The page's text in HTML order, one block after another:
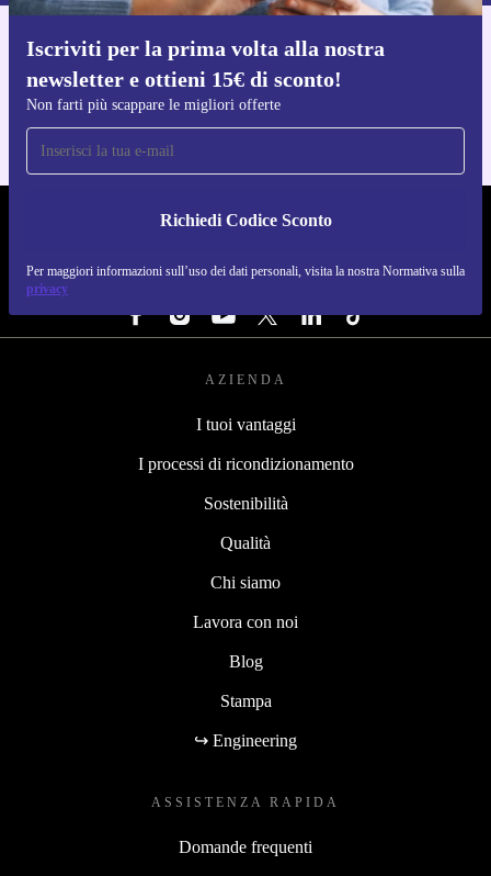
Iscriviti per la prima volta alla nostra
newsletter e ottieni 15€ di sconto!
Non farti più scappare le migliori offerte
Richiedi Codice Sconto
Per maggiori informazioni sull’uso dei dati personali, visita la nostra Normativa sulla
privacy
Scarica l'app di refurbed
Per iOS e Android
REFURBED ITALIA - RETHINK NEW.
SEGUICI SU
AZIENDA
I tuoi vantaggi
I processi di ricondizionamento
Sostenibilità
Qualità
Chi siamo
Lavora con noi
Blog
Stampa
↪ Engineering
ASSISTENZA RAPIDA
Domande frequenti